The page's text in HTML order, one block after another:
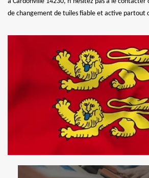
de changement de tuiles fiable et active partout